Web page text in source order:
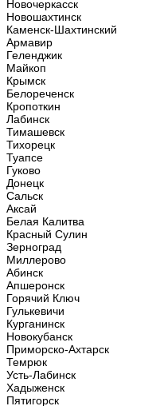
Новочеркасск
Новошахтинск
Каменск-Шахтинский
Армавир
Геленджик
Майкоп
Крымск
Белореченск
Кропоткин
Лабинск
Тимашевск
Тихорецк
Туапсе
Гуково
Донецк
Сальск
Аксай
Белая Калитва
Красный Сулин
Зерноград
Миллерово
Абинск
Апшеронск
Горячий Ключ
Гулькевичи
Курганинск
Новокубанск
Приморско-Ахтарск
Темрюк
Усть-Лабинск
Хадыженск
Пятигорск